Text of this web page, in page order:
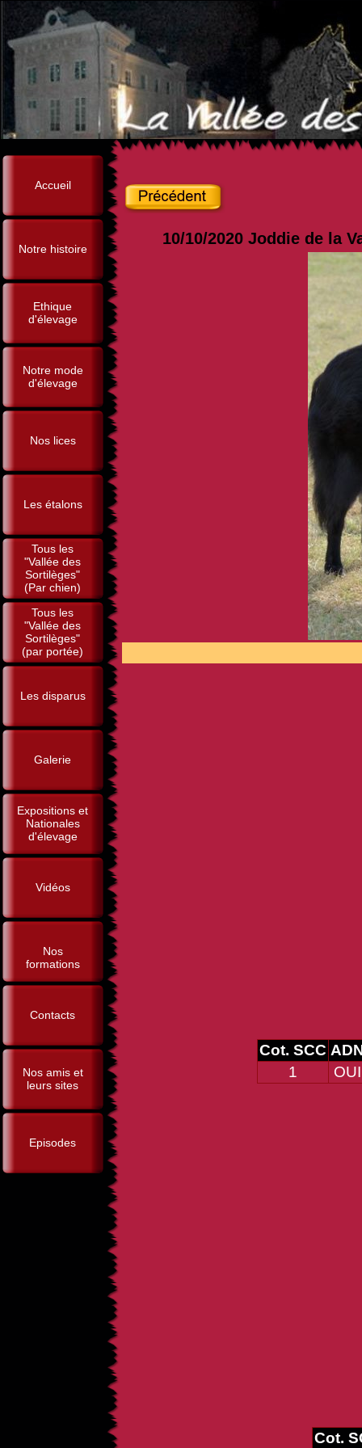
Accueil
Notre histoire
Ethique
d'élevage
Notre mode
d'élevage
Nos lices
Les étalons
Tous les
"Vallée des
Sortilèges"
(Par chien)
Tous les
"Vallée des
Sortilèges"
(par portée)
Les disparus
Galerie
Expositions et
Nationales
d'élevage
Vidéos
Nos
formations
Contacts
Nos amis et
leurs sites
Episodes
10/10/2020 Joddie de la
Cot. SCC
1
OUI
Cot.